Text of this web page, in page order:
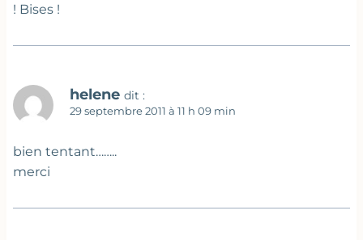
! Bises !
helene dit :
29 septembre 2011 à 11 h 09 min
bien tentant……..
merci